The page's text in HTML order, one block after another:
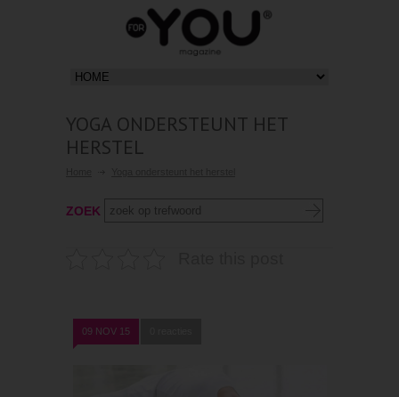
YOGA ONDERSTEUNT HET
HERSTEL
ZOEK
09 NOV 15